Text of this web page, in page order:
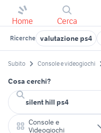
Home Cerca
Ricerche valutazione ps4
Subito Console e videogiochi
Cosa cerchi?
Console e
Videogiochi